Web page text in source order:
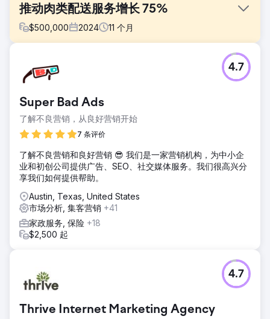
推动肉类配送服务增长 75%
$500,000 2024 11 个月
Walden Local 是一家现代化农贸市场，需要实现数字化体验
的现代化，并建立一种可持续、一致的方式来扩大会员基础。
力的品牌和有效的营销策略方面面临重大挑战。他们需要合作
伙伴来改善其品牌、网站和营销工作，以扭转局面并推动可衡
量的增长。
Anchour 提供全方位服务支持，包括品牌战略、网页设计、媒
体策划、创意开发和搜索引擎营销。在审核了 Walden 的网
站、通讯和会员基础后，Anchour 确定了关键改进领域。他们
提供了品牌指南、社交媒体内容、电子邮件活动（通过
Klaviyo）和联网电视创意（通过 MNTN）等资产。Anchour
与 Walden 的团队整合，使用 Slack 和项目管理工具实现无缝
执行。
以来的首次会员增长，同时将支出减少了 75%。他们的品牌
重塑让公司走上了一条新的成功之路，自合作开始以来，每月
都保持着稳定的增长。Anchour 专注于行动、清晰的沟通以及
与 Walden 团队的深度融合，使他们成为营销部门值得信赖的
延伸，带来了切实的业务影响。
Super Bad Ads
了解不良营销，从良好营销开始
7 条评价
4.7
了解不良营销和良好营销 😎 我们是一家营销机构，为中小企
业和初创公司提供广告、SEO、社交媒体服务。我们很高兴分
享我们如何提供帮助。
Austin, Texas, United States
市场分析, 集客营销 +41
家政服务, 保险 +18
$2,500 起
Thrive Internet Marketing Agency
4.7